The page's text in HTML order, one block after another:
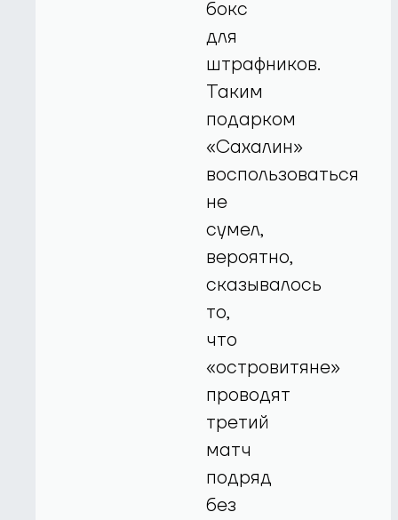
бокс
для
штрафников.
Таким
подарком
«Сахалин»
воспользоваться
не
сумел,
вероятно,
сказывалось
то,
что
«островитяне»
проводят
третий
матч
подряд
без